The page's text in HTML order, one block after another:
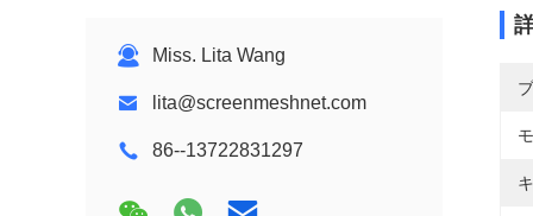
Miss. Lita Wang
lita@screenmeshnet.com
86--13722831297